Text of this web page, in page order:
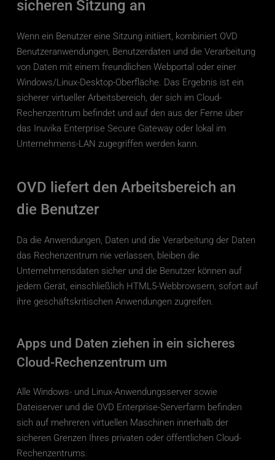
Warum also warten?
KOSTENLOSE TESTVERSION STARTEN
sicheren Sitzung an
Wenn ein Benutzer eine Sitzung initiiert, kombiniert OVD
Benutzeranwendungen, Benutzerdaten und die Verarbeitung
von Daten mit einem freundlichen Webportal oder einer
Windows/Linux-Desktop-Oberfläche. Das Ergebnis ist ein
sicherer virtueller Arbeitsbereich, der sich im Cloud-
Rechenzentrum befindet und auf den aus der Ferne über
das Inuvika Enterprise Secure Gateway oder lokal im
Unternehmens-LAN zugegriffen werden kann.
OVD liefert den Arbeitsbereich an
die Benutzer
Da die Anwendungen, Daten und die Verarbeitung der Daten
das Rechenzentrum nie verlassen, bleiben die
Unternehmensdaten sicher und die Benutzer können auf
jedem Gerät, einschließlich HTML5-Webbrowsern, sofort auf
ihre geschäftskritischen Anwendungen zugreifen.
Apps und Daten ziehen in ein sicheres
Cloud-Rechenzentrum um
Alle Windows- und Linux-Anwendungsserver sowie
Dateiserver und die OVD Enterprise-Serverfarm befinden
sich auf mehreren virtuellen Maschinen innerhalb der
sicheren Grenzen Ihres privaten oder öffentlichen Cloud-
Rechenzentrums.